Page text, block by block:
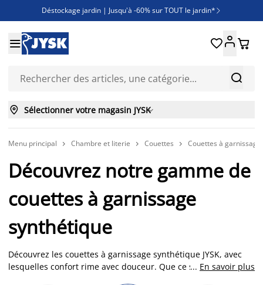
Déstockage jardin | Jusqu'à -60% sur TOUT le jardin* 
Jusqu'à -50% sur une sélection literie
Découvrez les nouveautés de la collection


 
 Sélectionner votre magasin JYSK
Menu principal  Chambre et literie  Couettes  Couettes à
Découvrez notre gamme de
couettes à garnissage
synthétique
Découvrez les couettes à garnissage synthétique JYSK, avec
lesquelles confort rime avec douceur. Que ce soit pour braver
... En savoir plus